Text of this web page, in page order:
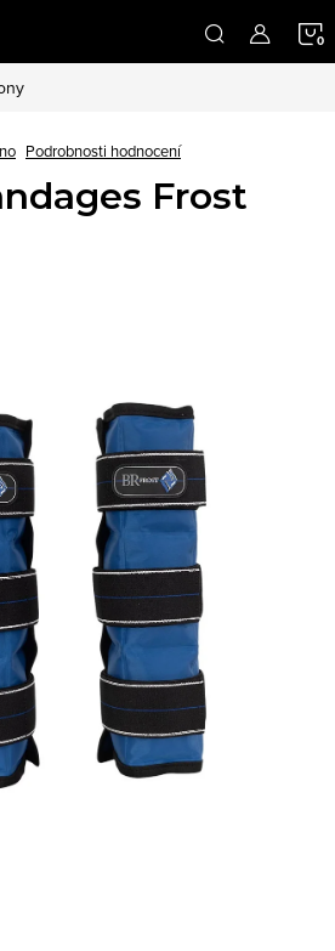
Podrobnosti hodnocení
Frost